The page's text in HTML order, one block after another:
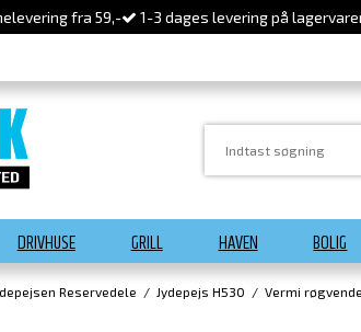
fra 59,- 1-3 dages levering på
DRIVHUSE GRILL HAVEN BOLIG
Reservedele / Jydepejs H530 / Vermi